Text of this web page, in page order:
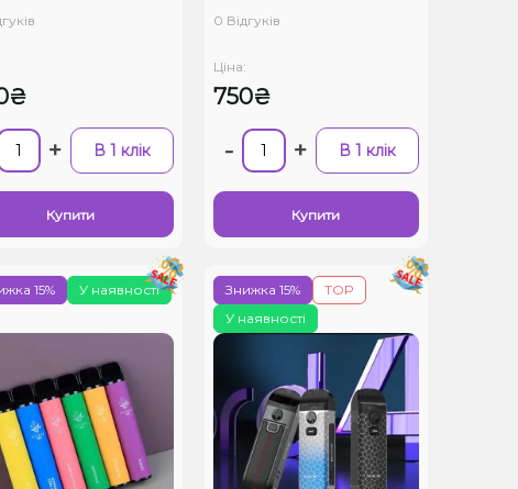
+ В 1 клік
Купити
0 Відгуків
Ціна:
750₴
- + В 1 клік
Купити
У наявності
15%
У наявності
Знижка 15% TOP